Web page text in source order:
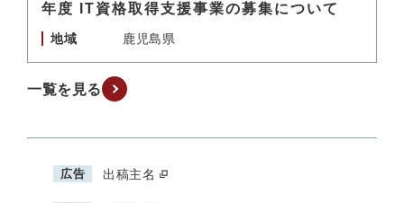
年度 IT資格取得支援事業の募集について
地域 鹿児島県
一覧を見る
広告 出稿主名